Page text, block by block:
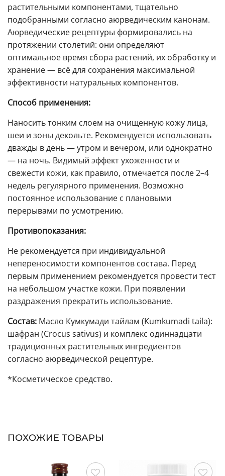
растительными компонентами, тщательно
подобранными согласно аюрведическим канонам.
Аюрведические рецептуры формировались на
протяжении столетий: они определяют
оптимальное время сбора растений, их обработку и
хранение — всё для сохранения максимальной
эффективности натуральных компонентов.
Способ применения:
Наносить тонким слоем на очищенную кожу лица,
шеи и зоны декольте. Рекомендуется использовать
дважды в день — утром и вечером, или однократно
— на ночь. Видимый эффект ухоженности и
свежести кожи, как правило, отмечается после 2–4
недель регулярного применения. Возможно
постоянное использование с плановыми
перерывами по усмотрению.
Противопоказания:
Не рекомендуется при индивидуальной
непереносимости компонентов состава. Перед
первым применением рекомендуется провести тест
на небольшом участке кожи. При появлении
раздражения прекратить использование.
Состав: Масло Кумкумади тайлам (Kumkumadi taila):
шафран (Crocus sativus) и комплекс одиннадцати
традиционных растительных ингредиентов
согласно аюрведической рецептуре.
*Косметическое средство.
ПОХОЖИЕ ТОВАРЫ